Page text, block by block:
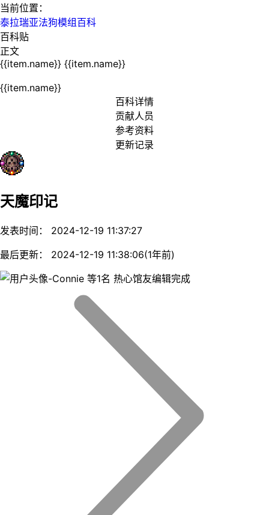
当前位置：
泰拉瑞亚法狗模组百科
百科贴
正文
{{item.name}} {{item.name}}
{{item.name}}
百科详情
贡献人员
参考资料
更新记录
天魔印记
发表时间： 2024-12-19 11:37:27
最后更新： 2024-12-19 11:38:06(1年前)
等1名 热心馆友编辑完成